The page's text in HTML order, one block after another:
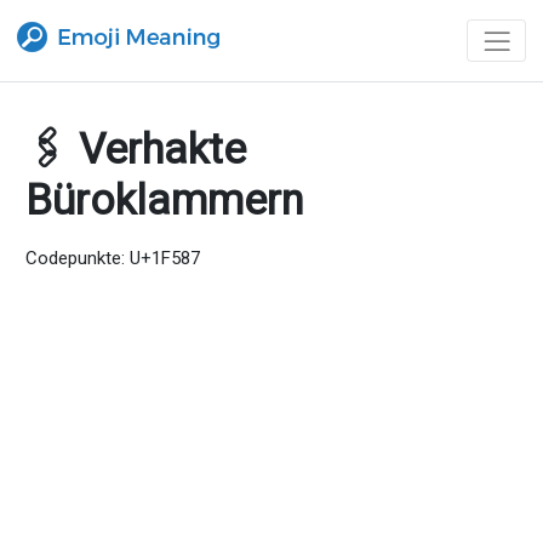
🖇 Verhakte
Büroklammern
Codepunkte: U+1F587